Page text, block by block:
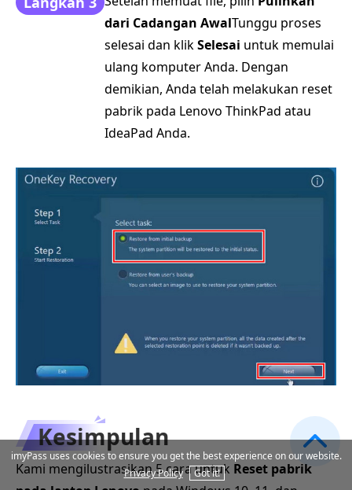
dari Cadangan AwalTunggu proses
selesai dan klikSelesai untuk memulai
ulang komputer Anda. Dengan
demikian, Anda telah melakukan reset
pabrik pada Lenovo ThinkPad atau
IdeaPad Anda.
Kesimpulan
Kami mengilustrasikan 5 cara untuk Reset pabrik
imyPass uses cookies to ensure you get the best experience on our website.
Privacy Policy
Got it!